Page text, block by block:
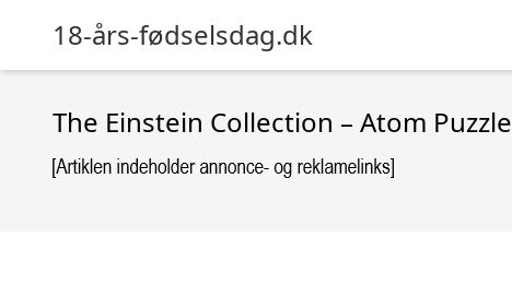
18-års-fødselsdag.dk
The Einstein Collection – Atom Puzzle